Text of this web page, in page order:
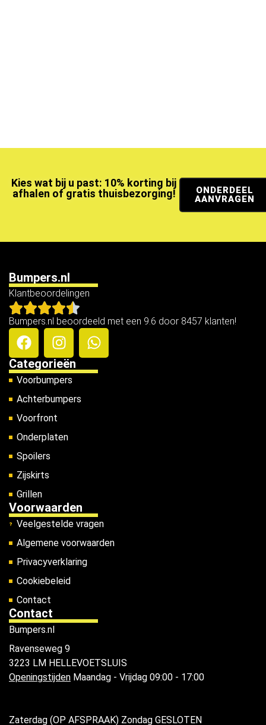
Kies wat bij u past: 10% korting bij
afhalen of gratis thuisbezorging!
ONDERDEEL
AANVRAGEN
Bumpers.nl
Klantbeoordelingen
Bumpers.nl beoordeeld met een 9.6 door 8457 klanten!
Categorieën
Voorbumpers
Achterbumpers
Voorfront
Onderplaten
Spoilers
Zijskirts
Grillen
Voorwaarden
Veelgestelde vragen
Algemene voorwaarden
Privacyverklaring
Cookiebeleid
Contact
Contact
Bumpers.nl
Ravenseweg 9
3223 LM HELLEVOETSLUIS
Openingstijden Maandag - Vrijdag 09:00 - 17:00
Zaterdag (OP AFSPRAAK) Zondag GESLOTEN